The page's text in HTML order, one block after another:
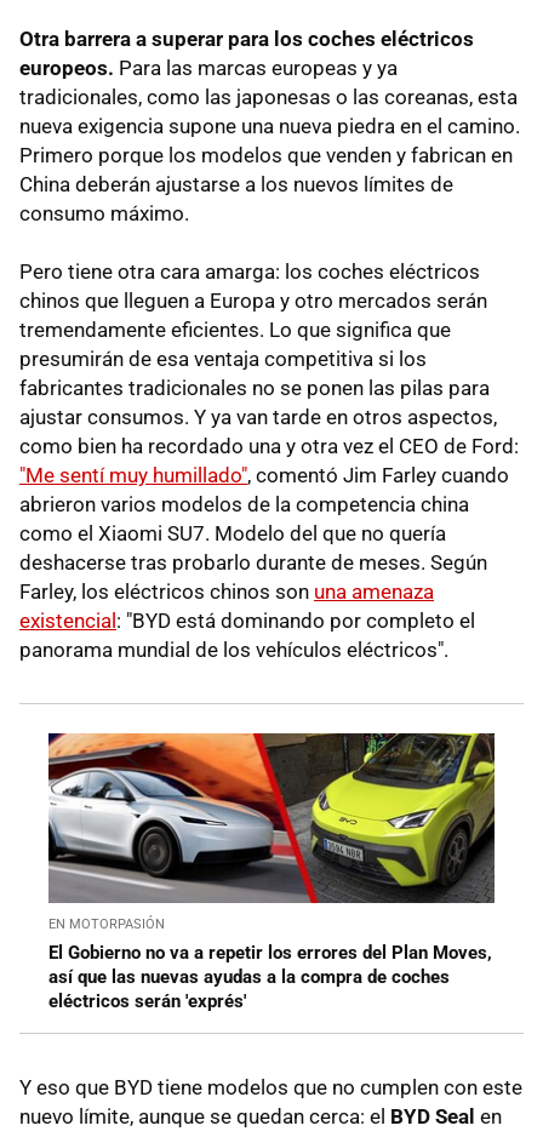
Otra barrera a superar para los coches eléctricos
europeos. Para las marcas europeas y ya
tradicionales, como las japonesas o las coreanas, esta
nueva exigencia supone una nueva piedra en el camino.
Primero porque los modelos que venden y fabrican en
China deberán ajustarse a los nuevos límites de
consumo máximo.
Pero tiene otra cara amarga: los coches eléctricos
chinos que lleguen a Europa y otro mercados serán
tremendamente eficientes. Lo que significa que
presumirán de esa ventaja competitiva si los
fabricantes tradicionales no se ponen las pilas para
ajustar consumos. Y ya van tarde en otros aspectos,
como bien ha recordado una y otra vez el CEO de Ford:
"Me sentí muy humillado", comentó Jim Farley cuando
abrieron varios modelos de la competencia china
como el Xiaomi SU7. Modelo del que no quería
deshacerse tras probarlo durante de meses. Según
Farley, los eléctricos chinos son una amenaza
existencial: "BYD está dominando por completo el
panorama mundial de los vehículos eléctricos".
EN MOTORPASIÓN
El Gobierno no va a repetir los errores del Plan Moves,
así que las nuevas ayudas a la compra de coches
eléctricos serán 'exprés'
Y eso que BYD tiene modelos que no cumplen con este
nuevo límite, aunque se quedan cerca: el BYD Seal en